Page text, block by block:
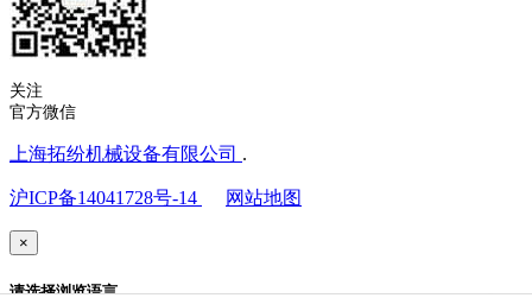
关注
官方微信
上海拓纷机械设备有限公司 .
沪ICP备14041728号-14 网站地图
×
请选择浏览语言